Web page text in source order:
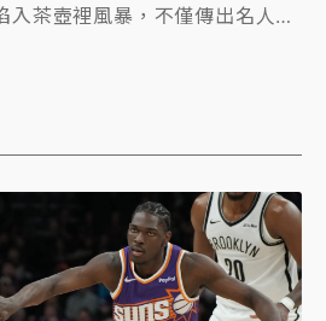
入茶壺裡風暴，不僅傳出名人堂
）恐遭公鹿開除，還爆出有